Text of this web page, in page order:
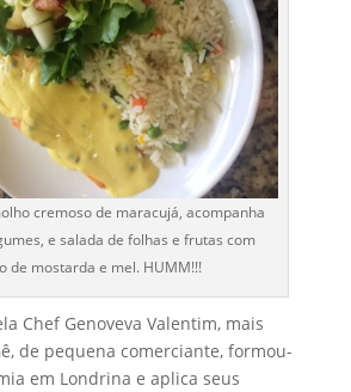
cremoso de maracujá, acompanha
e salada de folhas e frutas com
de mostarda e mel. HUMM!!!
Chef Genoveva Valentim, mais
de pequena comerciante, formou-
em Londrina e aplica seus